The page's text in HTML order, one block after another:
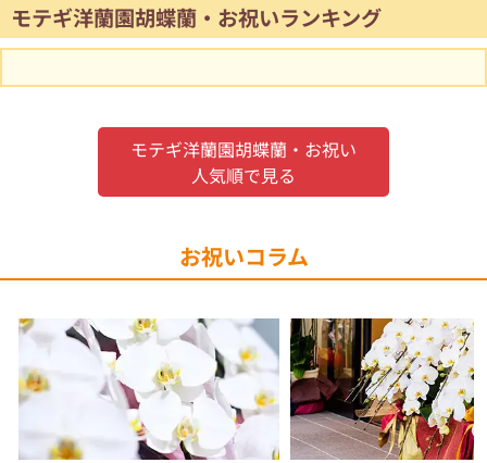
モテギ洋蘭園胡蝶蘭・お祝いランキング
モテギ洋蘭園胡蝶蘭・お祝い
人気順で見る
お祝いコラム